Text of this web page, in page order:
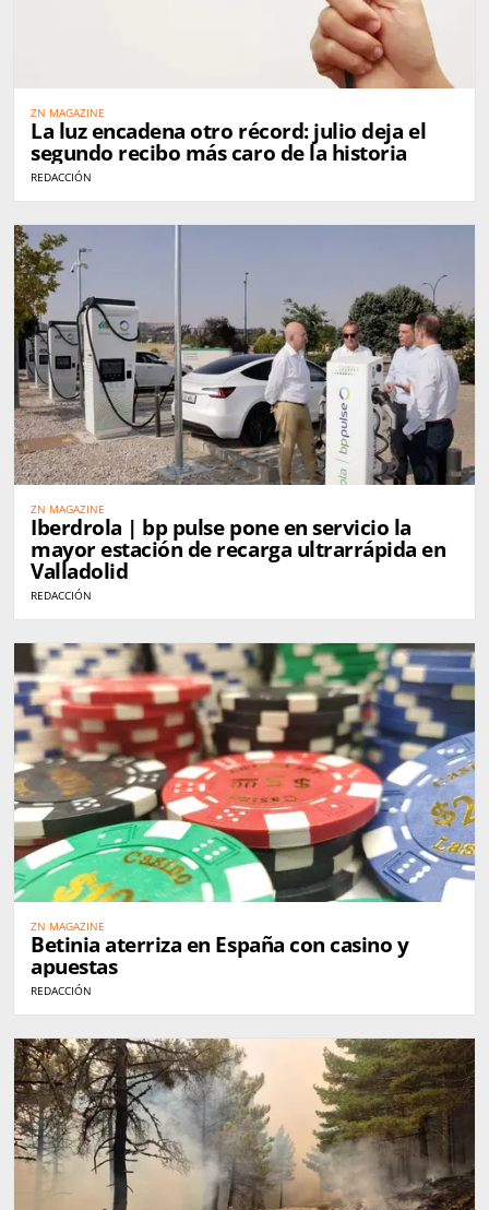
ZN MAGAZINE
La luz encadena otro récord: julio deja el
segundo recibo más caro de la historia
REDACCIÓN
ZN MAGAZINE
Iberdrola | bp pulse pone en servicio la
mayor estación de recarga ultrarrápida en
Valladolid
REDACCIÓN
ZN MAGAZINE
Betinia aterriza en España con casino y
apuestas
REDACCIÓN